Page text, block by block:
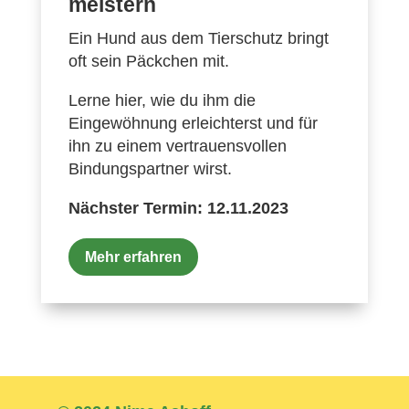
Ein Hund aus dem Tierschutz bringt
oft sein Päckchen mit.
Lerne hier, wie du ihm die
Eingewöhnung erleichterst und für
ihn zu einem vertrauensvollen
Bindungspartner wirst.
Nächster Termin: 12.11.2023
Mehr erfahren